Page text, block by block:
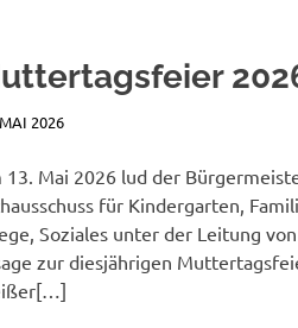
2026
13. Mai 2026 lud der
für Kindergarten,
Soziales unter der Leitung
zur diesjährigen